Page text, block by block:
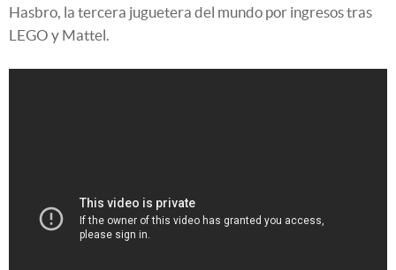
Hasbro, la tercera juguetera del mundo por ingresos tras
LEGO y Mattel.